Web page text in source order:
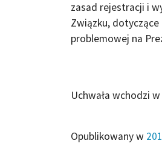
zasad rejestracji i
Związku,
problemowej na
Uchwała wchodzi
Opublikowany w